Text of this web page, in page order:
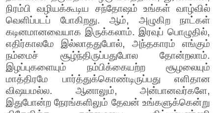
நிரம்பி வழியக்கூடிய சந்தோஷம் உங்கள் வாழ்வில்
வெளிப்படப் போகிறது. ஆம், அழுகிற நாட்கள்
கடினமானவையாக இருக்கலாம். இரவுப் பொழுதில்,
எதிர்காலமே இல்லாததுபோல், அந்தகாரம் எங்கும்
நம்மைச் சூழ்ந்திருப்பதுபோல தோன்றலாம்.
இழப்புகளையும் நம்பிக்கையற்ற சூழலையும்
மாத்திரமே பார்த்துக்கொண்டிருப்பது எளிதான
விஷயமல்ல. ஆனாலும், அன்பானவர்களே,
இதுபோன்ற நேரங்களிலும் தேவன் உங்களுக்கென்று